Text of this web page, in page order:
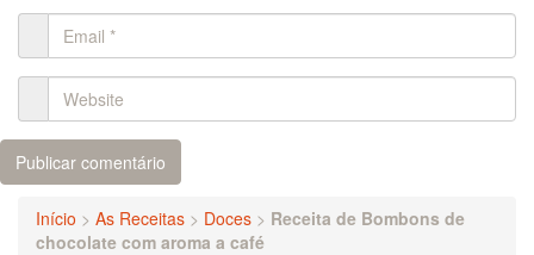
Início > As Receitas > Doces > Receita de Bombons de
chocolate com aroma a café